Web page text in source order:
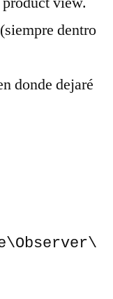
dentro
donde dejaré